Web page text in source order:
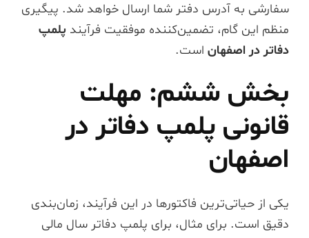
سفارشی به آدرس دفتر شما ارسال خواهد شد. پیگیری
منظم این گام، تضمین‌کننده موفقیت فرآیند پلمپ
دفاتر در اصفهاناست.
بخش ششم: مهلت
قانونی پلمپ دفاتر در
اصفهان
یکی از حیاتی‌ترین فاکتورها در این فرآیند، زمان‌بندی
دقیق است. برای مثال، برای پلمپ دفاتر سال مالی